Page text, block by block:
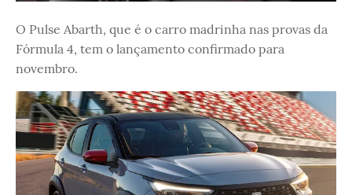
O Pulse Abarth, que é o carro madrinha nas provas da
Fórmula 4, tem o lançamento confirmado para
novembro.